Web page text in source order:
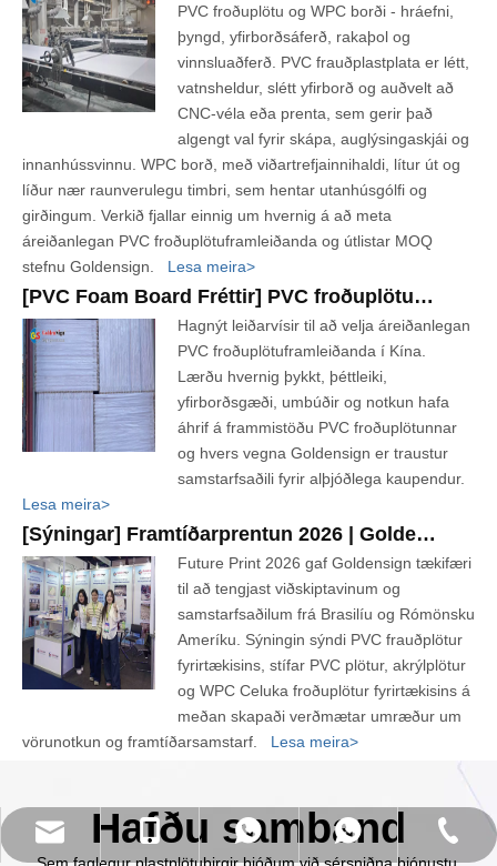
PVC froðuplötu og WPC borði - hráefni,
þyngd, yfirborðsáferð, rakaþol og
vinnsluaðferð. PVC frauðplastplata er létt,
vatnsheldur, slétt yfirborð og auðvelt að
CNC-véla eða prenta, sem gerir það
algengt val fyrir skápa, auglýsingaskjái og
innanhússvinnu. WPC borð, með viðartrefjainnihaldi, lítur út og
líður nær raunverulegu timbri, sem hentar utanhúsgólfi og
girðingum. Verkið fjallar einnig um hvernig á að meta
áreiðanlegan PVC froðuplötuframleiðanda og útlistar MOQ
stefnu Goldensign. Lesa meira>
[PVC Foam Board Fréttir] PVC froðuplötuframleiðandi í Kína | Goldensign áreiðanlegur birgir
Hagnýt leiðarvísir til að velja áreiðanlegan
PVC froðuplötuframleiðanda í Kína.
Lærðu hvernig þykkt, þéttleiki,
yfirborðsgæði, umbúðir og notkun hafa
áhrif á frammistöðu PVC froðuplötunnar
og hvers vegna Goldensign er traustur
samstarfsaðili fyrir alþjóðlega kaupendur.
Lesa meira>
[Sýningar] Framtíðarprentun 2026 | Goldensign Team Show Review frá São Paulo
Future Print 2026 gaf Goldensign tækifæri
til að tengjast viðskiptavinum og
samstarfsaðilum frá Brasilíu og Rómönsku
Ameríku. Sýningin sýndi PVC frauðplötur
fyrirtækisins, stífar PVC plötur, akrýlplötur
og WPC Celuka froðuplötur fyrirtækisins á
meðan skapaði verðmætar umræður um
vörunotkun og framtíðarsamstarf. Lesa meira>
Hafðu samband
Sem faglegur plastplötubirgir bjóðum við sérsniðna þjónustu.
info@goldensign.net
+86 15221358016
+86 17317689345
Jarðlína sími